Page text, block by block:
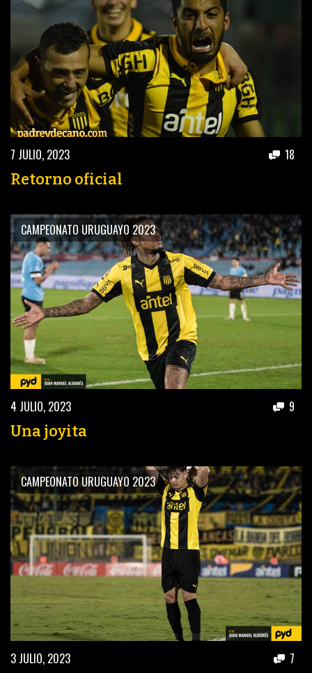
7 JULIO, 2023 18
Retorno oficial
CAMPEONATO URUGUAYO 2023
4 JULIO, 2023 9
Una joyita
CAMPEONATO URUGUAYO 2023
3 JULIO, 2023 7